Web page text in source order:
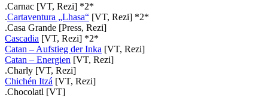
.Carnac [VT, Rezi] *2*
.Cartaventura „Lhasa“ [VT, Rezi] *2*
.Casa Grande [Press, Rezi]
Cascadia [VT, Rezi] *2*
Catan – Aufstieg der Inka [VT, Rezi]
Catan – Energien [VT, Rezi]
.Charly [VT, Rezi]
Chichén Itzá [VT, Rezi]
.Chocolatl [VT]